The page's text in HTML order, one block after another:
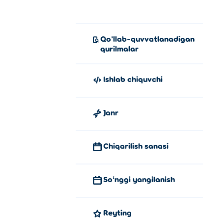
Qoʻllab-quvvatlanadigan
qurilmalar
Ishlab chiquvchi
Janr
Chiqarilish sanasi
Soʻnggi yangilanish
Reyting